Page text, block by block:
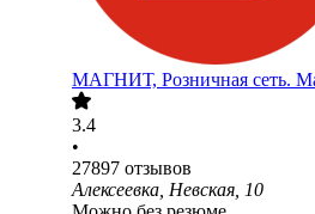
МАГНИТ, Розничная сеть.
3.4
•
27897 отзывов
Алексеевка, Невская, 10